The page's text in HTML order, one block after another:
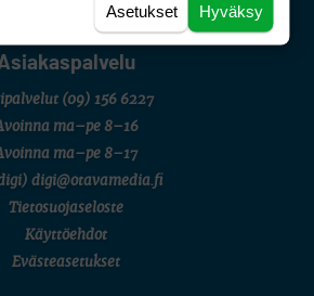
DSA avoimuusraportti
(09) 156 6227
ma–pe 8–16
ma–pe 8–17
digi@otavamedia.fi
Tietosuojaseloste
Käyttöehdot
Evästeasetukset
Hyväksy
Asetukset